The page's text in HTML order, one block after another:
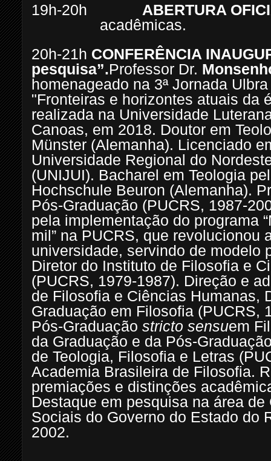
19h-20h ABERTURA
acadêmicas.
20h-21h CONFERÊNCIA
pesquisa”.Professor Dr.
homenageado na 3ª Jornada
"Fronteiras e horizontes atuais da
realizada na Universidade
Canoas, em 2018. Doutor em
Münster (Alemanha). Licenciado
Universidade Regional do
(UNIJUI). Bacharel em Teologia
Hochschule Beuron (Alemanha).
Pós-Graduação (PUCRS, 1987-
pela implementação do programa
mil” na PUCRS, que revolucionou
universidade, servindo de modelo
Diretor do Instituto de Filosofia e
(PUCRS, 1979-1987). Direção e
de Filosofia e Ciências Humanas,
Graduação em Filosofia (PUCRS,
Pós-Graduação stricto sensuem
da Graduação e da Pós-
de Teologia, Filosofia e Letras
Academia Brasileira de Filosofia.
premiações e distinções
Destaque em pesquisa na área
Sociais do Governo do Estado do
2002.